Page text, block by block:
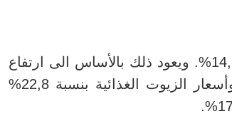
14,6%. ويعود ذلك بالأساس الى ارتفاع
الزيوت الغذائية بنسبة 22,8%